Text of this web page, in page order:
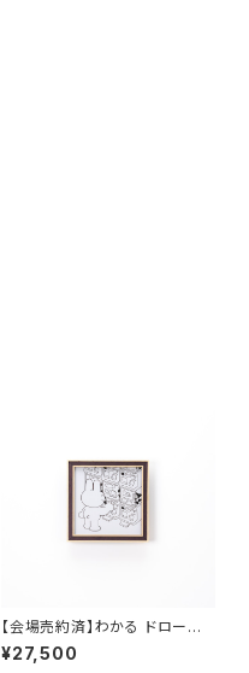
【会場売約済】わかる ドローイ
ング2 「ガチャガチャ」裏面にサ
イン、額装込み
¥27,500